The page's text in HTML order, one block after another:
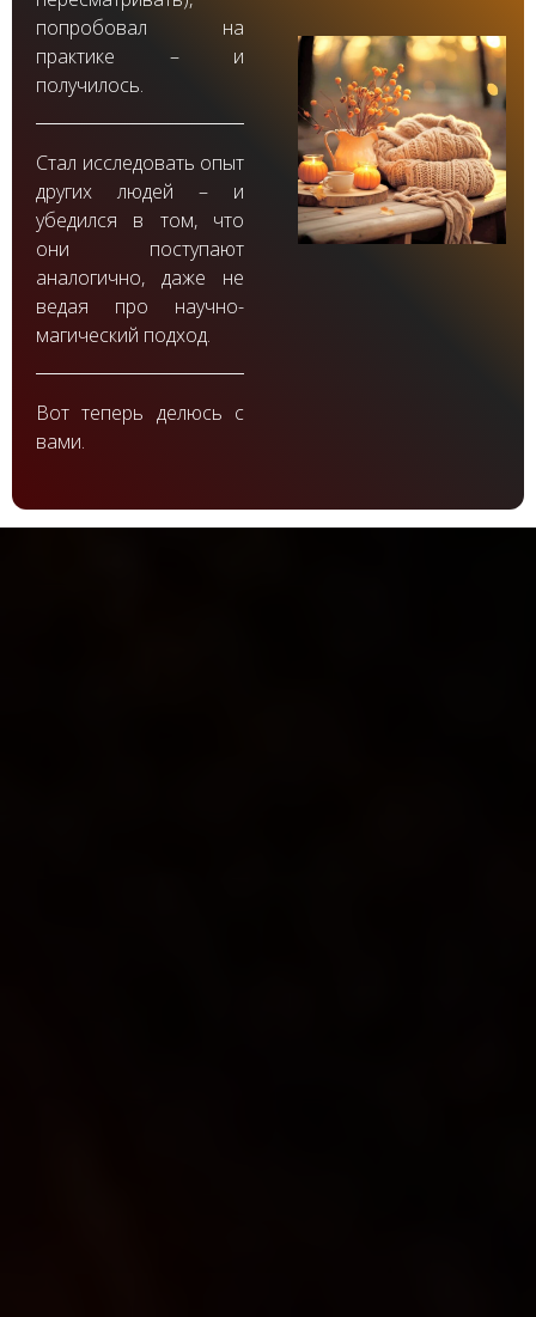
попробовал на
практике – и
получилось.
Стал исследовать опыт
других людей – и
убедился в том, что
они поступают
аналогично, даже не
ведая про научно-
магический подход.
Вот теперь делюсь с
вами.